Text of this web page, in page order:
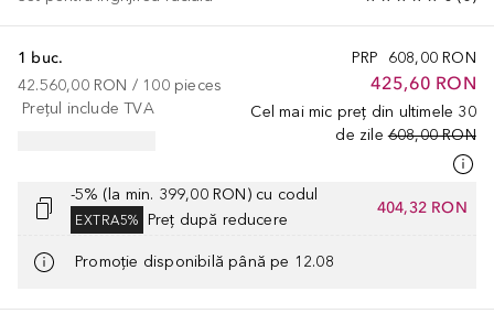
PRP 608,00 RON
425,60 RON
Cel mai mic preț din ultimele 30
de zile 608,00 RON
1 buc.
42.560,00 RON / 100 pieces
Prețul include TVA
-5% (la min. 399,00 RON) cu codul
EXTRA5% Preț după reducere
404,32 RON
Promoție disponibilă până pe 12.08